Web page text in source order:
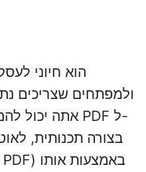
ולמפתחים שצריכים